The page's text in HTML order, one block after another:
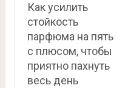
Как усилить
стойкость
парфюма на пять
с плюсом, чтобы
приятно пахнуть
весь день